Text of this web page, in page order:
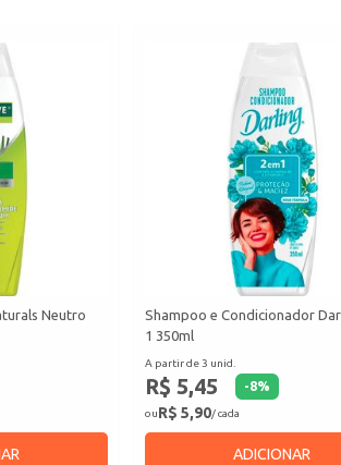
Neutro
Shampoo e Condicionador
1 350ml
A partir de 3 unid.
R$ 5,45 -8%
ouR$ 5,90/ cada
ADICIONAR